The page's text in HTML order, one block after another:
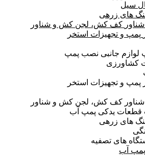
سیل
های زرهی
کف کش، لجن کش و شناور
پمپ و تجهیزات استخر
لوازم جانبی نصب پمپ
کشاورزی
پمپ و تجهیزات استخر
کف کش، لجن کش و شناور
قطعات یدکی پمپ آب
های زرهی
های تصفیه
آب